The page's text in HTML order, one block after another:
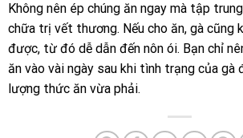
Không nên ép chúng ăn ngay mà tập
chữa trị vết thương. Nếu cho ăn, gà cũng
được, từ đó dễ dẫn đến nôn ói. Bạn chỉ
ăn vào vài ngày sau khi tình trạng của gà
lượng thức ăn vừa phải.